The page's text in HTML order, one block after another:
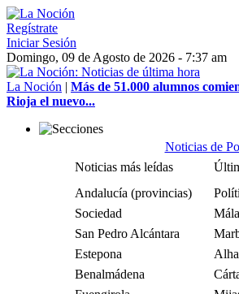
Regístrate
Iniciar Sesión
Domingo, 09 de Agosto de 2026 - 7:37 am
La Noción | Más de 51.000 alumnos
Rioja el nuevo...
Noticias de
Noticias más leídas
Andalucía (provincias)
Sociedad
San Pedro Alcántara
Estepona
Benalmádena